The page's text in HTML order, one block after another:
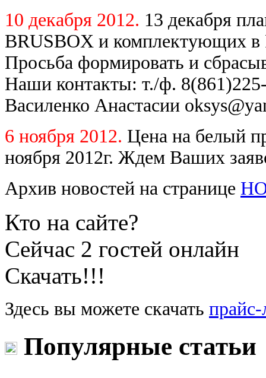
10 декабря 2012. 13 декабря
BRUSBOX и комплектующих в
Просьба формировать и
Наши контакты: т./ф.
Василенко Анастасии
6 ноября 2012. Цена на белый
ноября 2012г. Ждем Ваших
Архив новостей на странице
Кто на сайте?
Сейчас 2 гостей онлайн
Скачать!!!
Здесь вы можете скачать
Популярные статьи